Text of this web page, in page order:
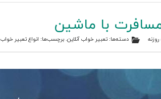
با ماشین
دسته‌ها:تعبیر خواب آنلاین. برچسب‌ها: انواع تعبیر خواب